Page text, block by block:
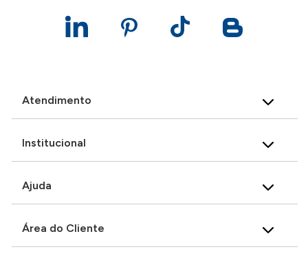
Atendimento
Institucional
Ajuda
Área do Cliente